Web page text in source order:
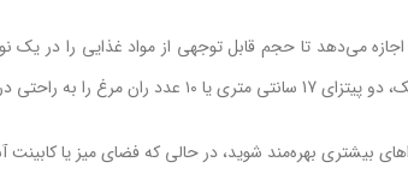
بیشتری بهره‌مند شوید، در حالی که فضای میز یا